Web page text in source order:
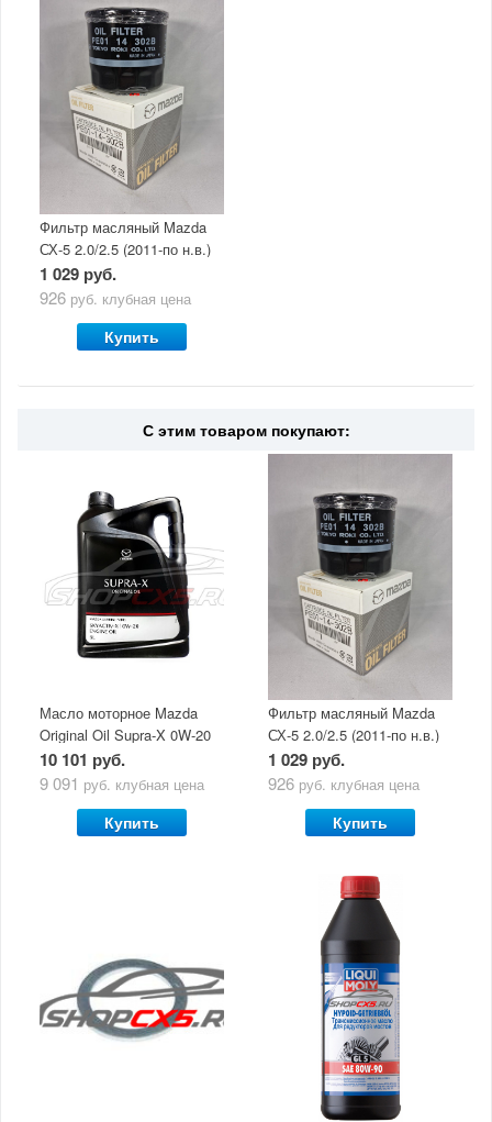
Фильтр масляный Mazda
СХ-5 2.0/2.5 (2011-по н.в.)
1 029 руб.
926 руб. клубная цена
Купить
С этим товаром покупают:
Масло моторное Mazda
Original Oil Supra-X 0W-20
(5 л)
10 101 руб.
9 091 руб. клубная цена
Купить
Фильтр масляный Mazda
СХ-5 2.0/2.5 (2011-по н.в.)
1 029 руб.
926 руб. клубная цена
Купить